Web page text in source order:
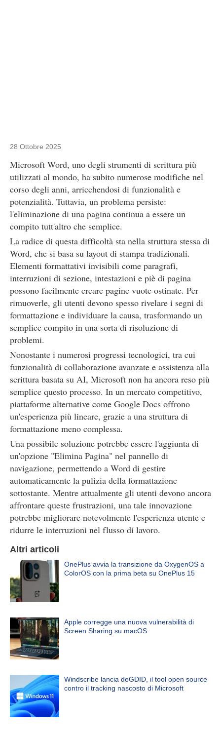
28 Ottobre 2025
Microsoft Word, uno degli strumenti di scrittura più
utilizzati al mondo, ha subito numerose modifiche nel
corso degli anni, arricchendosi di funzionalità e
potenzialità. Tuttavia, un problema persiste:
l'eliminazione di una pagina continua a essere un
compito tutt'altro che semplice.
La radice di questa difficoltà sta nella struttura stessa di
Word, che si basa su layout di stampa tradizionali.
Elementi formattativi invisibili come paragrafi,
interruzioni di sezione, intestazioni e piè di pagina
possono facilmente creare pagine vuote ostinate. Per
rimuoverle, gli utenti devono spesso rivelare i segni di
formattazione e individuare la causa, trasformando un
semplice compito in una sorta di risoluzione di
problemi.
Nonostante i numerosi progressi tecnologici, tra cui
funzionalità di collaborazione avanzate e assistenza alla
scrittura basata su AI, Microsoft non ha ancora reso più
semplice questo processo. In un mercato competitivo,
piattaforme alternative come Google Docs offrono
un'esperienza più lineare, grazie a una struttura di
formattazione meno complessa.
Una possibile soluzione potrebbe essere l'aggiunta di
un'opzione "Elimina Pagina" nel pannello di
navigazione, permettendo a Word di gestire
automaticamente la pulizia della formattazione
sottostante. Mentre attualmente gli utenti devono ancora
affrontare queste frustrazioni, una tale innovazione
potrebbe migliorare notevolmente l'esperienza utente e
ridurre le interruzioni nel flusso di lavoro.
Altri articoli
OnePlus avvia la transizione da OxygenOS a
ColorOS con la prima beta su OnePlus 15
Apple corregge una nuova vulnerabilità di
Screen Sharing su macOS
Windscribe lancia deGDID, il tool open source
contro il tracking nascosto di Microsoft